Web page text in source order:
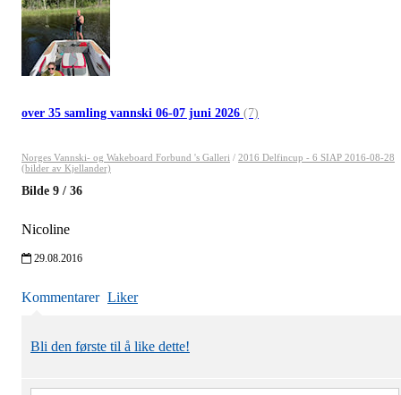
over 35 samling vannski 06-07 juni 2026 (7)
Norges Vannski- og Wakeboard Forbund 's Galleri / 2016 Delfincup - 6 SIAP 2016-08-28
(bilder av Kjellander)
Bilde 9 / 36
Nicoline
29.08.2016
Kommentarer Liker
Bli den første til å like dette!